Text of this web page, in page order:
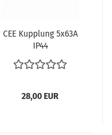
CEE Kupp­lung 5x63A
IP44
28,00 EUR